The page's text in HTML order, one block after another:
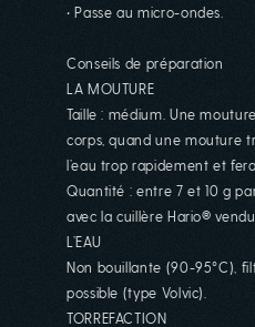
• Passe au micro-ondes.
Conseils de préparation
LA MOUTURE
Taille : médium. Une
corps, quand une mouture
l’eau trop rapidement et
Quantité : entre 7 et 10 g
avec la cuillère Hario®
L’EAU
Non bouillante (90-95°C),
possible (type Volvic).
TORREFACTION